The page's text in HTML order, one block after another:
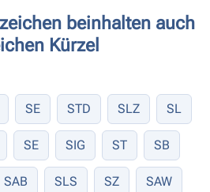
beinhalten auch
Kürzel
SE STD SLZ SL
SE SIG ST SB
SAB SLS SZ SAW